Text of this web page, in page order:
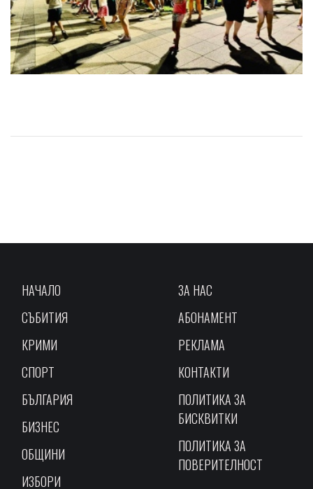
НАЧАЛО
СЪБИТИЯ
КРИМИ
СПОРТ
БЪЛГАРИЯ
БИЗНЕС
ОБЩИНИ
ИЗБОРИ
ЗА НАС
АБОНАМЕНТ
РЕКЛАМА
КОНТАКТИ
ПОЛИТИКА ЗА
БИСКВИТКИ
ПОЛИТИКА ЗА
ПОВЕРИТЕЛНОСТ